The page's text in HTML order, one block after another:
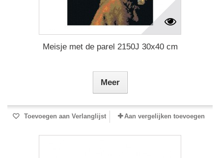
Meisje met de parel 2150J 30x40 cm
Meer
Toevoegen aan Verlanglijst Aan vergelijken toevoegen